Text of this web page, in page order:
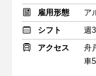
雇用形態
ア
シフト
週
アクセス
舟
車